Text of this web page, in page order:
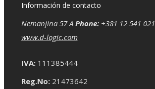
Información de contacto
Nemanjina 57 A Phone:+381 12 541 021
www.d-logic.com
IVA:111385444
Reg.No:21473642